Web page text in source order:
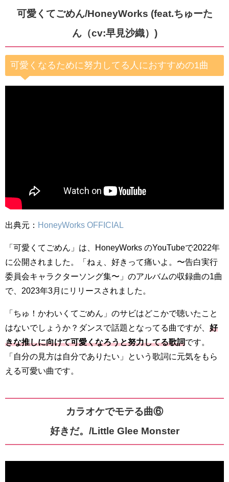
可愛くてごめん/HoneyWorks (feat.ちゅーた
ん（cv:早見沙織）)
可愛くなるために努力してる人におすすめの1曲
出典元： HoneyWorks OFFICIAL
「可愛くてごめん」は、HoneyWorks のYouTubeで2022年
に公開されました。「ねぇ、好きって痛いよ。〜告白実行
委員会キャラクターソング集〜」のアルバムの収録曲の1曲
で、2023年3月にリリースされました。
「ちゅ！かわいくてごめん」のサビはどこかで聴いたこと
はないでしょうか？ダンスで話題となってる曲ですが、 好
きな推しに向けて可愛くなろうと努力してる歌詞です。
「自分の見方は自分でありたい」という歌詞に元気をもら
える可愛い曲です。
カラオケでモテる曲⑥
好きだ。/Little Glee Monster